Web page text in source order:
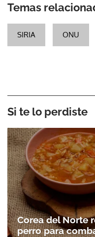
Temas
SIRIA ONU
Si te lo perdiste
Corea del Norte
perro para